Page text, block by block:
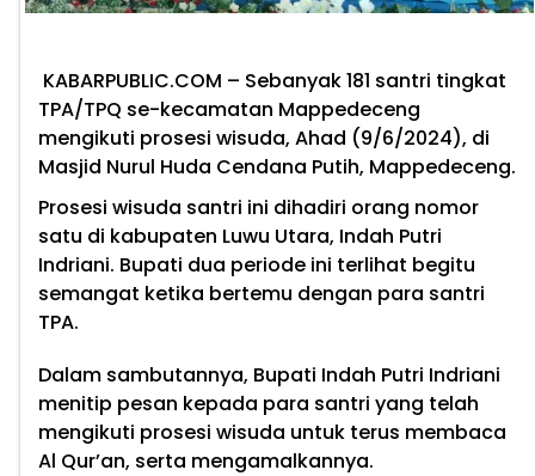
KABARPUBLIC.COM – Sebanyak 181 santri tingkat
TPA/TPQ se-kecamatan Mappedeceng
mengikuti prosesi wisuda, Ahad (9/6/2024), di
Masjid Nurul Huda Cendana Putih, Mappedeceng.
Prosesi wisuda santri ini dihadiri orang nomor
satu di kabupaten Luwu Utara, Indah Putri
Indriani. Bupati dua periode ini terlihat begitu
semangat ketika bertemu dengan para santri
TPA.
Dalam sambutannya, Bupati Indah Putri Indriani
menitip pesan kepada para santri yang telah
mengikuti prosesi wisuda untuk terus membaca
Al Qur’an, serta mengamalkannya.